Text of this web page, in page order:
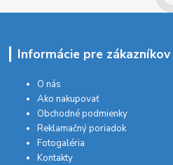
Informácie pre zákazníkov
O nás
Ako nakupovať
Obchodné podmienky
Reklamačný poriadok
Fotogaléria
Kontakty